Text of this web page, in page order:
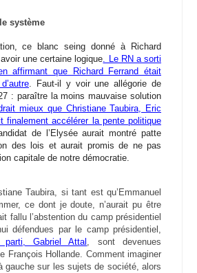
système
ce blanc seing donné à Richard
une certaine logique. Le RN a sorti
affirmant que Richard Ferrand était
. Faut-il y voir une allégorie de
: paraître la moins mauvaise solution
mieux que Christiane Taubira, Eric
finalement accélérer la pente politique
de l’Elysée aurait montré patte
des lois et aurait promis de ne pas
capitale de notre démocratie.
Taubira, si tant est qu’Emmanuel
ce dont je doute, n’aurait pu être
fallu l’abstention du camp présidentiel
défendues par le camp présidentiel,
Gabriel Attal, sont devenues
François Hollande. Comment imaginer
gauche sur les sujets de société, alors